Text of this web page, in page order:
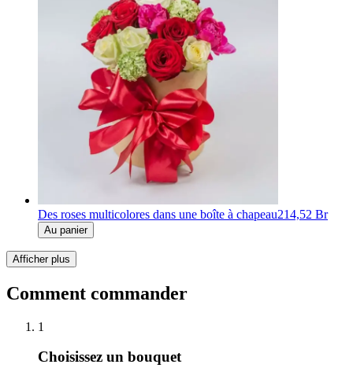
Des roses multicolores dans une boîte à chapeau214,52 Br
Au panier
Afficher plus
Comment commander
1
Choisissez un bouquet